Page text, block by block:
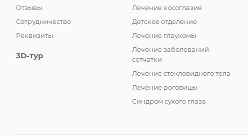
Отзывы
Сотрудничество
Реквизиты
3D-тур
Лечение косоглазия
Детское отделение
Лечение глаукомы
Лечение заболеваний
сетчатки
Лечение стекловидного тела
Лечение роговицы
Синдром сухого глаза